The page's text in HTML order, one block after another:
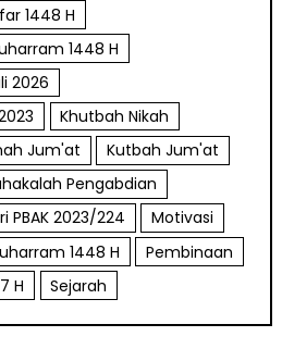
1448 H
1448 H
2026
Khutbah Nikah
Jum'at
Kutbah Jum'at
Pengabdian
PBAK 2023/224
Motivasi
1448 H
Pembinaan
H
Sejarah